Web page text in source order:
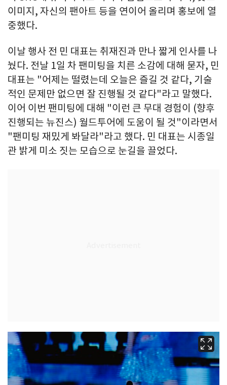
이미지, 자신의 팬아트 등을 연이어 올리며 홍보에 열
중했다.
이날 행사 전 민 대표는 취재진과 만나 짧게 인사를 나
눴다. 전날 1일 차 팬미팅을 치른 소감에 대해 묻자, 민
대표는 "어제는 떨렸는데 오늘은 즐길 것 같다, 기술
적인 문제만 없으면 잘 진행될 것 같다"라고 말했다.
이어 이번 팬미팅에 대해 "이런 큰 무대 경험이 (향후
진행되는 뉴진스) 월드투어에 도움이 될 것"이라면서
"팬미팅 재밌게 봐달라"라고 했다. 민 대표는 시종일
관 밝게 미소 짓는 모습으로 눈길을 끌었다.